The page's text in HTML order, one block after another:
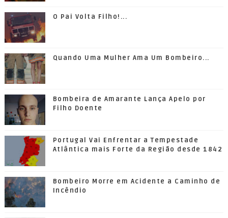
O Pai Volta Filho!...
Quando Uma Mulher Ama Um Bombeiro...
Bombeira de Amarante Lança Apelo por
Filho Doente
Portugal Vai Enfrentar a Tempestade
Atlântica mais Forte da Região desde 1842
Bombeiro Morre em Acidente a Caminho de
Incêndio